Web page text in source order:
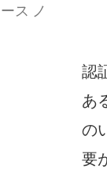
ス ノ
認
あ
の
要